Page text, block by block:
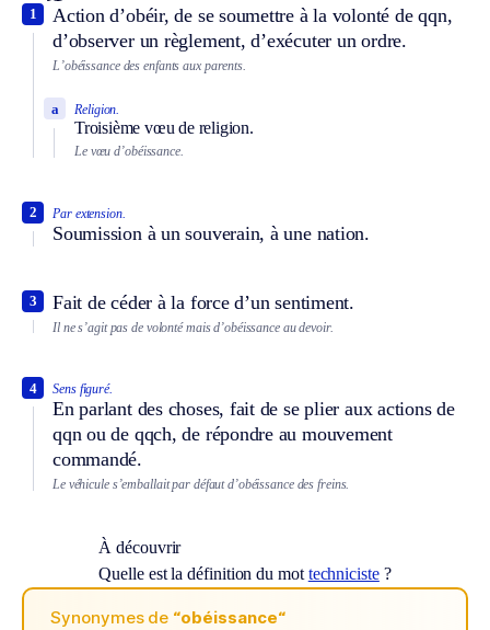
Action d’obéir, de se soumettre à la volonté de qqn,
d’observer un règlement, d’exécuter un ordre.
1
L’obéissance des enfants aux parents.
Religion.
Troisième vœu de religion.
a
Le vœu d’obéissance.
Par extension.
Soumission à un souverain, à une nation.
2
Fait de céder à la force d’un sentiment.
3
Il ne s’agit pas de volonté mais d’obéissance au devoir.
Sens figuré.
En parlant des choses, fait de se plier aux actions de
qqn ou de qqch, de répondre au mouvement
commandé.
4
Le véhicule s’emballait par défaut d’obéissance des freins.
À découvrir
Quelle est la définition du mot techniciste?
Synonymes de “obéissance“